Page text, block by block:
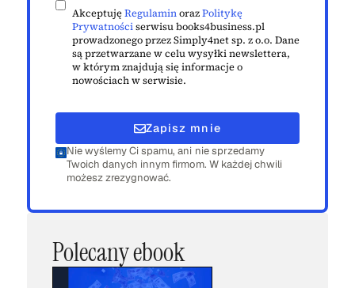
AkceptujęRegulaminorazPolitykę
Prywatnościserwisu books4business.pl
prowadzonego przez Simply4net sp. z o.o. Dane
są przetwarzane w celu wysyłki newslettera,
w którym znajdują się informacje o
nowościach w serwisie.
Zapisz mnie
Nie wyślemy Ci spamu, ani nie sprzedamy
Twoich danych innym firmom. W każdej chwili
możesz zrezygnować.
Polecany ebook